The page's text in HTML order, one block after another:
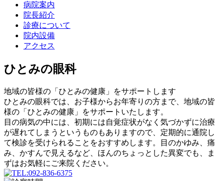
病院案内
院長紹介
診療について
院内設備
アクセス
ひとみの眼科
地域の皆様の「ひとみの健康」をサポートします
ひとみの眼科では、お子様からお年寄りの方まで、地域の皆
様の「ひとみの健康」をサポートいたします。
目の病気の中には、初期には自覚症状がなく気づかずに治療
が遅れてしまうというものもありますので、定期的に通院し
て検診を受けられることをおすすめします。目のかゆみ、痛
み、かすんで見えるなど、ほんのちょっとした異変でも、ま
ずはお気軽にご来院ください。